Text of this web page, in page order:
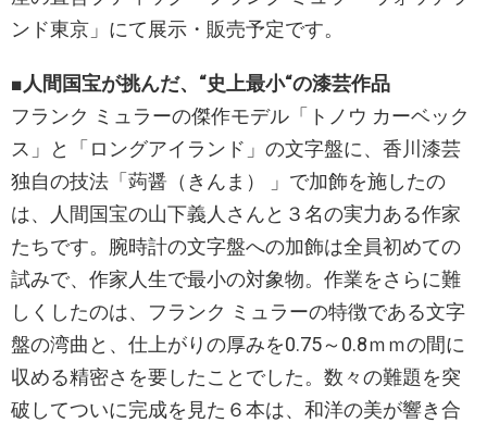
ンド東京」にて展示・販売予定です。
■人間国宝が挑んだ、“史上最小“の漆芸作品
フランク ミュラーの傑作モデル「トノウ カーベック
ス」と「ロングアイランド」の文字盤に、香川漆芸
独自の技法「蒟醤（きんま） 」で加飾を施したの
は、人間国宝の山下義人さんと３名の実力ある作家
たちです。腕時計の文字盤への加飾は全員初めての
試みで、作家人生で最小の対象物。作業をさらに難
しくしたのは、フランク ミュラーの特徴である文字
盤の湾曲と、仕上がりの厚みを0.75～0.8ｍｍの間に
収める精密さを要したことでした。数々の難題を突
破してついに完成を見た６本は、和洋の美が響き合